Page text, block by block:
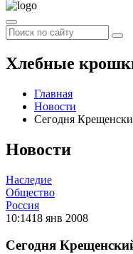
Хлебные
Главная
Новости
Сегодня
Новости
Наследие
Общество
Россия
10:1418 янв 2008
Сегодня